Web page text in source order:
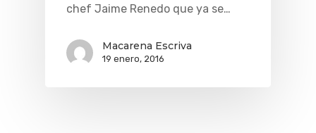
chef Jaime Renedo que ya se…
Macarena Escriva
19 enero, 2016